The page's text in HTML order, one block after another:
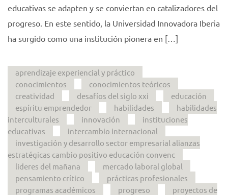
educativas se adapten y se conviertan en catalizadores del
progreso. En este sentido, la Universidad Innovadora Iberia
ha surgido como una institución pionera en […]
aprendizaje experiencial y práctico
conocimientos
conocimientos teóricos
creatividad
desafíos del siglo xxi
educación
espíritu emprendedor
habilidades
habilidades
interculturales
innovación
instituciones
educativas
intercambio internacional
investigación y desarrollo sector empresarial alianzas
estratégicas cambio positivo educación convenc
lideres del mañana
mercado laboral global
pensamiento crítico
prácticas profesionales
programas académicos
progreso
proyectos de